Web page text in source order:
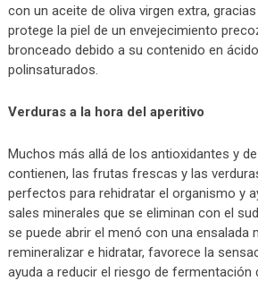
con un aceite de oliva virgen extra,
protege la piel de un envejecimiento
bronceado debido a su contenido en
polinsaturados.
Verduras a la hora del aperitivo
Muchos más allá de los antioxidantes y
contienen, las frutas frescas y las
perfectos para rehidratar el organismo y
sales minerales que se eliminan con el
se puede abrir el menó con una ensalada
remineralizar e hidratar, favorece la
ayuda a reducir el riesgo de fermentación